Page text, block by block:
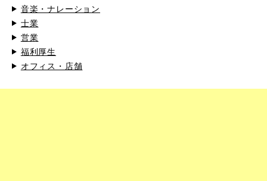
音楽・ナレーション
士業
営業
福利厚生
オフィス・店舗